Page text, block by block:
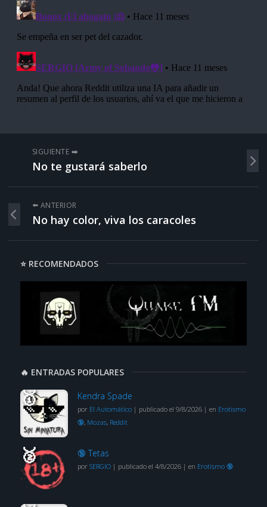
SIGUIENTE ➡️
No te gustará saberlo
⬅️ ANTERIOR
No hay color, viva los caracoles
⭐ RECOMENDADOS
🔥 ENTRADAS POPULARES
Kendra Spade
por El Automático| publicado el 9/8/2026| en Erotismo
🔞, Mozas, Reddit
🔞 Tetas
por SERGIO| publicado el 4/8/2026| en Erotismo 🔞